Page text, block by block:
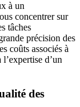
à un
concentrer sur
tâches
précision des
coûts associés à
d’un
des